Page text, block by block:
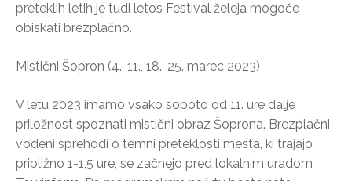
preteklih letih je tudi letos Festival želeja mogoče
obiskati brezplačno.
Mistični Šopron (4., 11., 18., 25. marec 2023)
V letu 2023 imamo vsako soboto od 11. ure dalje
priložnost spoznati mistični obraz Šoprona. Brezplačni
vodeni sprehodi o temni preteklosti mesta, ki trajajo
približno 1-1,5 ure, se začnejo pred lokalnim uradom